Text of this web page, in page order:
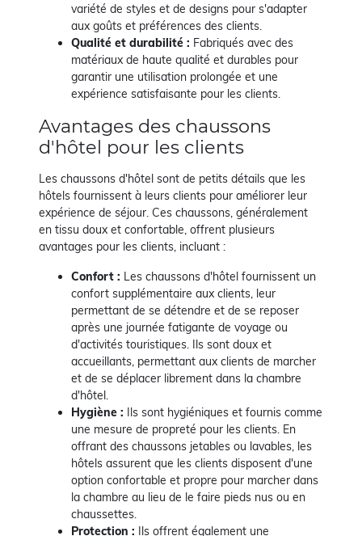
variété de styles et de designs pour s'adapter
aux goûts et préférences des clients.
Qualité et durabilité : Fabriqués avec des
matériaux de haute qualité et durables pour
garantir une utilisation prolongée et une
expérience satisfaisante pour les clients.
Avantages des chaussons
d'hôtel pour les clients
Les chaussons d'hôtel sont de petits détails que les
hôtels fournissent à leurs clients pour améliorer leur
expérience de séjour. Ces chaussons, généralement
en tissu doux et confortable, offrent plusieurs
avantages pour les clients, incluant :
Confort : Les chaussons d'hôtel fournissent un
confort supplémentaire aux clients, leur
permettant de se détendre et de se reposer
après une journée fatigante de voyage ou
d'activités touristiques. Ils sont doux et
accueillants, permettant aux clients de marcher
et de se déplacer librement dans la chambre
d'hôtel.
Hygiène : Ils sont hygiéniques et fournis comme
une mesure de propreté pour les clients. En
offrant des chaussons jetables ou lavables, les
hôtels assurent que les clients disposent d'une
option confortable et propre pour marcher dans
la chambre au lieu de le faire pieds nus ou en
chaussettes.
Protection : Ils offrent également une